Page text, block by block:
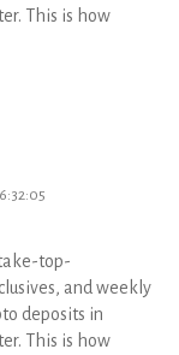
This is how
top-
and weekly
deposits in
This is how